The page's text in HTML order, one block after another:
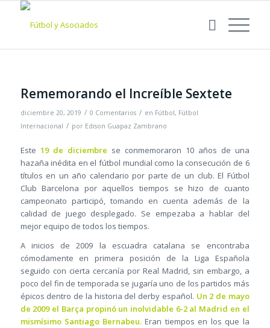
Rememorando el Increíble Sextete
diciembre 20, 2019 / 0 Comentarios / en Fútbol, Fútbol
Internacional / por Edison Guapaz Zambrano
Este 19 de diciembre se conmemoraron 10 años de una
hazaña inédita en el fútbol mundial como la consecución de 6
títulos en un año calendario por parte de un club. El Fútbol
Club Barcelona por aquellos tiempos se hizo de cuanto
campeonato participó, tomando en cuenta además de la
calidad de juego desplegado. Se empezaba a hablar del
mejor equipo de todos los tiempos.
A inicios de 2009 la escuadra catalana se encontraba
cómodamente en primera posición de la Liga Española
seguido con cierta cercanía por Real Madrid, sin embargo, a
poco del fin de temporada se jugaría uno de los partidos más
épicos dentro de la historia del derby español. Un 2 de mayo
de 2009 el Barça propinó un inolvidable 6-2 al Madrid en el
mismísimo Santiago Bernabeu.Eran tiempos en los que la